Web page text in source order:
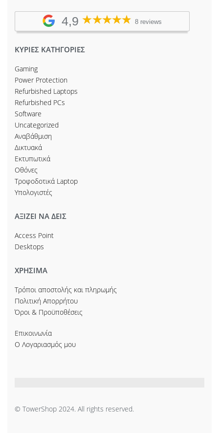
4,9 8 reviews
ΚΥΡΙΕΣ ΚΑΤΗΓΟΡΙΕΣ
Gaming
Power Protection
Refurbished Laptops
Refurbished PCs
Software
Uncategorized
Αναβάθμιση
Δικτυακά
Εκτυπωτικά
Οθόνες
Τροφοδοτικά Laptop
Υπολογιστές
ΑΞΙΖΕΙ ΝΑ ΔΕΙΣ
Access Point
Desktops
ΧΡΗΣΙΜΑ
Τρόποι αποστολής και πληρωμής
Πολιτική Απορρήτου
Όροι & Προϋποθέσεις
Επικοινωνία
Ο Λογαριασμός μου
© TowerShop 2024. All rights reserved.